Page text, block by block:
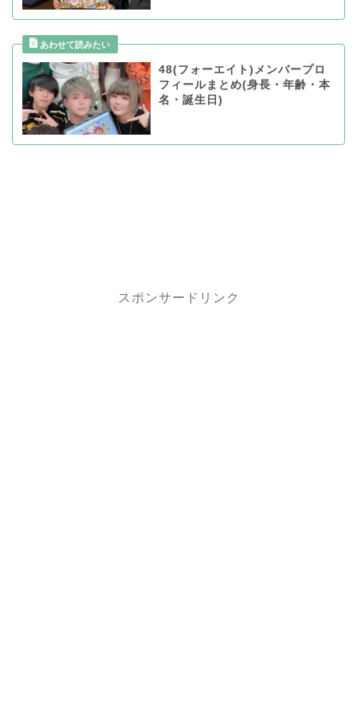
48(フォーエイト)メンバープロ
フィールまとめ(身長・年齢・本
名・誕生日)
スポンサードリンク